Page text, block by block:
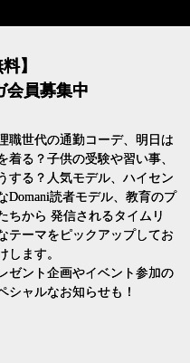
】
会員募集中
職世代の通勤コーデ、明日は
着る？子供の受験や習い事、
する？人気モデル、ハイセン
Domani読者モデル、教育のプ
ちから 発信されるタイムリ
テーマをピックアップしてお
します。
ゼント企画やイベント参加の
シャルなお知らせも！